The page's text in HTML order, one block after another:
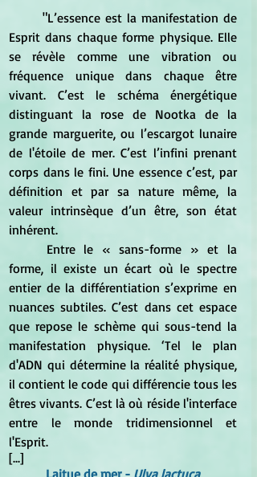
Esprit dans chaque forme physique. Elle
se révèle comme une vibration ou
fréquence unique dans chaque être
vivant. C’est le schéma énergétique
distinguant la rose de Nootka de la
grande marguerite, ou l’escargot lunaire
de l'étoile de mer. C’est l’infini prenant
corps dans le fini. Une essence c’est, par
définition et par sa nature même, la
valeur intrinsèque d’un être, son état
inhérent.
forme, il existe un écart où le spectre
entier de la différentiation s’exprime en
nuances subtiles. C’est dans cet espace
que repose le schème qui sous-tend la
manifestation physique. ‘Tel le plan
d'ADN qui détermine la réalité physique,
il contient le code qui différencie tous les
êtres vivants. C’est là où réside l'interface
entre le monde tridimensionnel et
l'Esprit.
[...]